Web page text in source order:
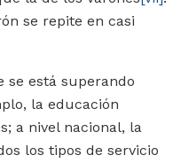
se repite en casi
se está superando
la educación
a nivel nacional, la
los tipos de servicio